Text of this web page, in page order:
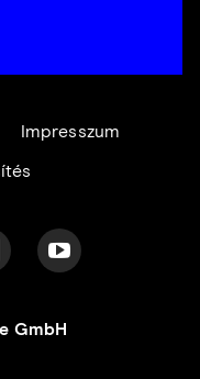
Impresszum
GmbH